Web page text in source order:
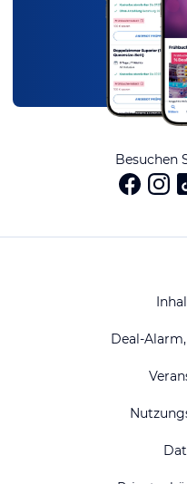
Besuchen
Deal-